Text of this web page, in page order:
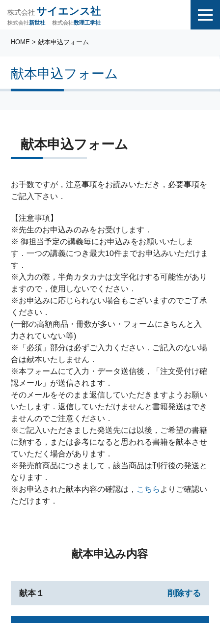
株式会社 サイエンス社
株式会社新世社 株式会社数理工学社
献本申込フォーム
HOME > 献本申込フォーム
献本申込フォーム
お手数ですが，注意事項をお読みいただき，必要事項を
ご記入下さい．
【注意事項】
※先生のお申込みのみをお受けします．
※ 御担当予定の講義毎にお申込みをお願いいたしま
す．一つの講義につき最大10件までお申込みいただけま
す．
※入力の際，半角カタカナは文字化けする可能性があり
ますので，使用しないでください．
※お申込みに応じられない場合もございますのでご了承
ください．
(一部の高額商品・冊数が多い・フォームにきちんと入
力されていない等)
※「必須」部分は必ずご入力ください．ご記入のない場
合は献本いたしません．
※本フォームにて入力・データ送信後，「注文受付け確
認メール」が送信されます．
そのメールをそのまま返信していただきますようお願い
いたします．返信していただけませんと書籍発送はでき
ませんのでご注意ください．
※ご記入いただきました発送先には以後，ご希望の書籍
に類する，または参考になると思われる書籍を献本させ
ていただく場合があります．
※発売前商品につきまして，該当商品は刊行後の発送と
なります．
※お申込された献本内容の確認は， こちら よりご確認い
ただけます．
献本申込み内容
献本１ 削除する